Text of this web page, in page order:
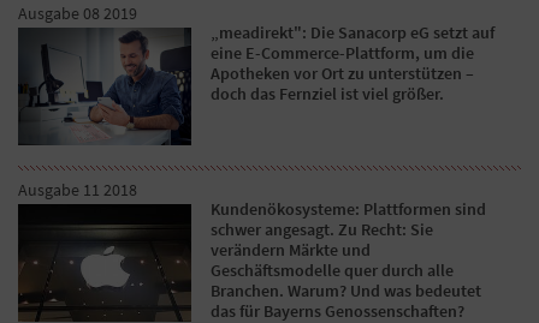
Ausgabe 08 2019
„meadirekt": Die Sanacorp eG setzt auf
eine E-Commerce-Plattform, um die
Apotheken vor Ort zu unterstützen –
doch das Fernziel ist viel größer.
Ausgabe 11 2018
Kundenökosysteme: Plattformen sind
schwer angesagt. Zu Recht: Sie
verändern Märkte und
Geschäftsmodelle quer durch alle
Branchen. Warum? Und was bedeutet
das für Bayerns Genossenschaften?